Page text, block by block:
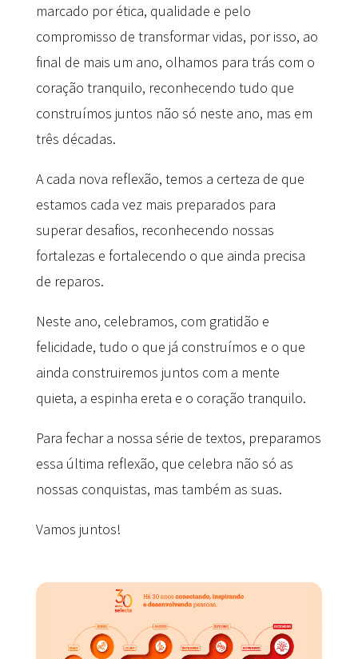
marcado por ética, qualidade e pelo
compromisso de transformar vidas, por isso, ao
final de mais um ano, olhamos para trás com o
coração tranquilo, reconhecendo tudo que
construímos juntos não só neste ano, mas em
três décadas.
A cada nova reflexão, temos a certeza de que
estamos cada vez mais preparados para
superar desafios, reconhecendo nossas
fortalezas e fortalecendo o que ainda precisa
de reparos.
Neste ano, celebramos, com gratidão e
felicidade, tudo o que já construímos e o que
ainda construiremos juntos com a mente
quieta, a espinha ereta e o coração tranquilo.
Para fechar a nossa série de textos, preparamos
essa última reflexão, que celebra não só as
nossas conquistas, mas também as suas.
Vamos juntos!